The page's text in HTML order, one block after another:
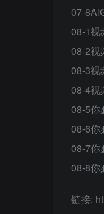
07-
08-1视
08-2视
08-3视
08-4视
08-5你
08-6你
08-7你
08-8你
链接: